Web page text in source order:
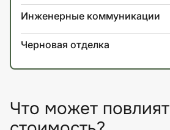
Инженерные коммуникации
Черновая отделка
Что может